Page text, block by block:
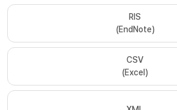
RIS
(EndNote)
CSV
(Excel)